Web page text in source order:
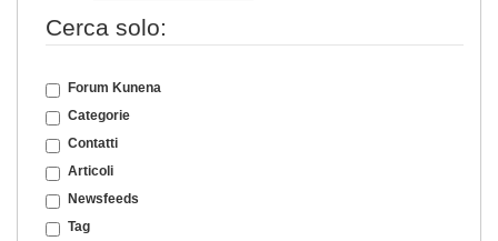
Cerca solo:
Forum Kunena
Categorie
Contatti
Articoli
Newsfeeds
Tag